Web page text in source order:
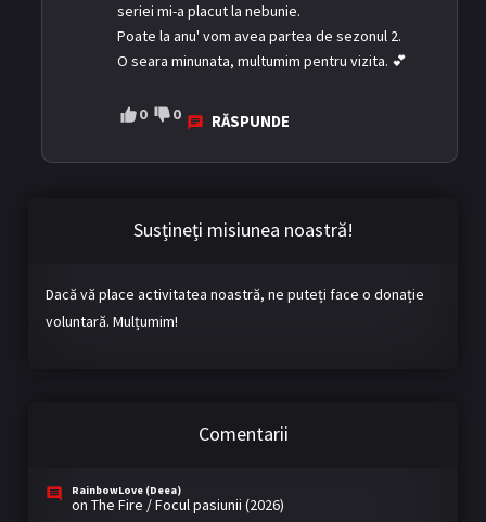
seriei mi-a placut la nebunie.
Poate la anu' vom avea partea de sezonul 2.
O seara minunata, multumim pentru vizita. 💕
0 0 RĂSPUNDE
Susțineți misiunea noastră!
Dacă vă place activitatea noastră, ne puteți face o donație
voluntară. Mulțumim!
Comentarii
RainbowLove (Deea)
on The Fire / Focul pasiunii (2026)